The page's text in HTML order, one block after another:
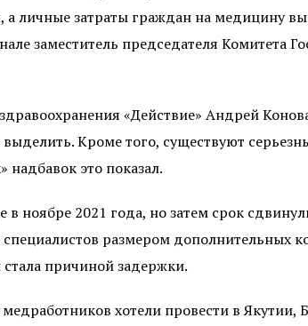
личные затраты граждан на медицину
заместитель председателя Комитета
«Действие» Андрей
Кроме того, существуют
это показал.
в ноябре 2021 года, но затем срок
размером дополнительных
причиной задержки.
хотели провести в Якутии,